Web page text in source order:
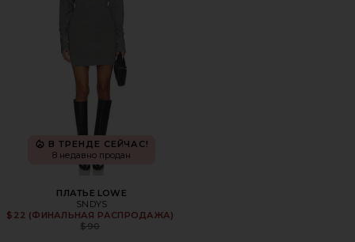
В ТРЕНДЕ СЕЙЧАС!
8 недавно продан
ПЛАТЬЕ LOWE
SNDYS
$22 (ФИНАЛЬНАЯ РАСПРОДАЖА)
Previous price:
$90